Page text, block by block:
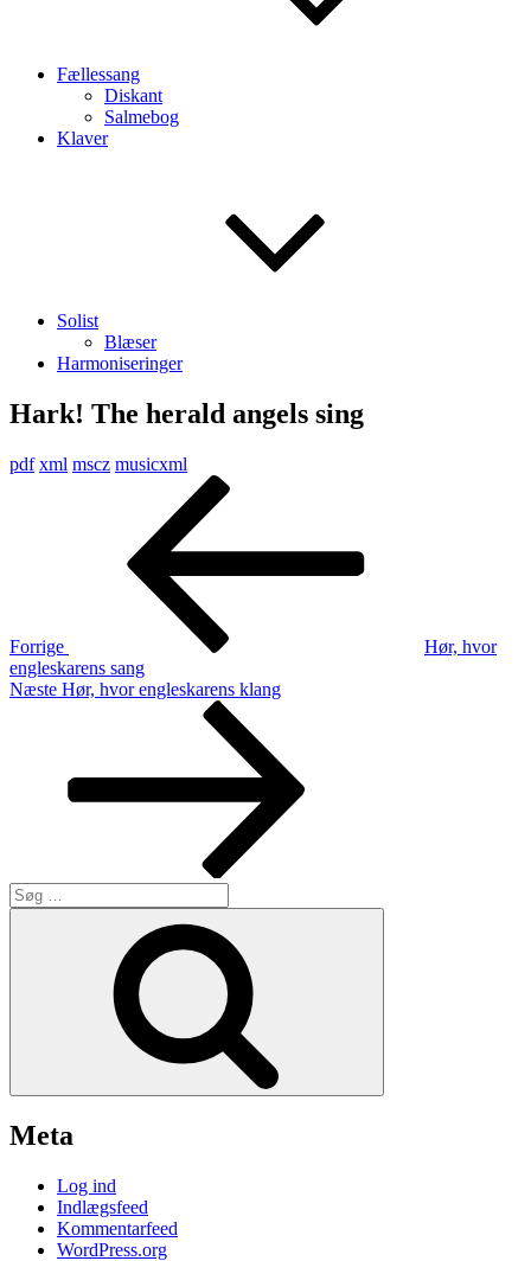
Fællessang
Diskant
Salmebog
Klaver
Solist
Blæser
Harmoniseringer
Hark! The herald angels sing
pdf xml mscz musicxml
Indlægsnavigation
Forrige
Hør, hvor
engleskarens sang
Næste
Næste Hør, hvor engleskarens klang
Søg
efter:
Meta
Log ind
Indlægsfeed
Kommentarfeed
WordPress.org